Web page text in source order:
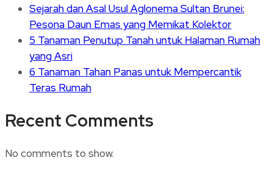
Sejarah dan Asal Usul Aglonema Sultan Brunei:
Pesona Daun Emas yang Memikat Kolektor
5 Tanaman Penutup Tanah untuk Halaman Rumah
yang Asri
6 Tanaman Tahan Panas untuk Mempercantik
Teras Rumah
Recent Comments
No comments to show.